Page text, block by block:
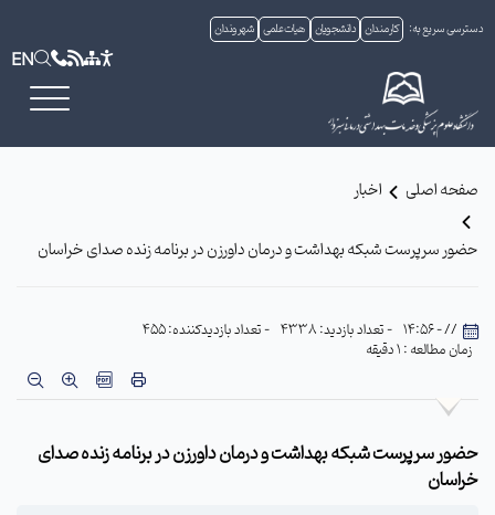
دسترسی سریع به: کارمندان دانشجویان هیات علمی شهروندان
EN
صفحه اصلی اخبار
حضور سرپرست شبکه بهداشت و درمان داورزن در برنامه زنده صدای خراسان
// - 14:56 - تعداد بازدید: 4338
- تعداد بازدیدکننده: 455
زمان مطالعه : 1 دقیقه
حضور سرپرست شبکه بهداشت و درمان داورزن در برنامه زنده صدای
خراسان